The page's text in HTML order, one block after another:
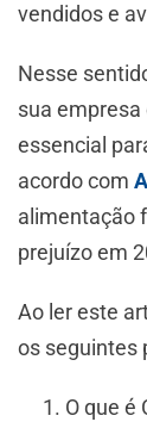
vendidos e
Nesse
sua
essencial
acordo com
alimentação
prejuízo em
Ao ler este
os seguintes
O que é